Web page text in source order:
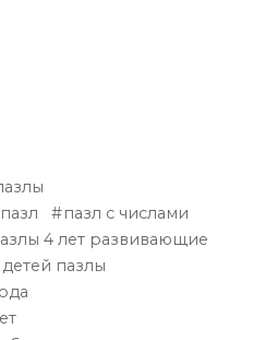
пазл с числами
4 лет развивающие
пазлы